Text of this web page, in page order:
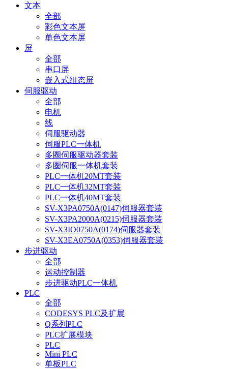
文本
全部
彩色文本屏
单色文本屏
屏
全部
串口屏
嵌入式组态屏
伺服驱动
全部
电机
线
伺服驱动器
伺服PLC一体机
多圈伺服驱动器套装
多圈伺服一体机套装
PLC一体机20MT套装
PLC一体机32MT套装
PLC一体机40MT套装
SV-X3PA0750A(0147)伺服器套装
SV-X3PA2000A(0215)伺服器套装
SV-X3IO0750A(0174)伺服器套装
SV-X3EA0750A(0353)伺服器套装
步进驱动
全部
运动控制器
步进驱动PLC一体机
PLC
全部
CODESYS PLC及扩展
Q系列PLC
PLC扩展模块
PLC
Mini PLC
单板PLC